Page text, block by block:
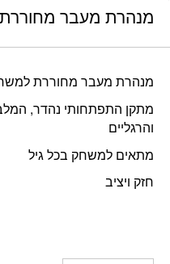
מנהרת מעבר מחוררת
מנהרת מעבר מחוררת
מתקן התפתחותי נהדר,
והרגליים
מתאים למשחק בכל גיל
חזק ויציב